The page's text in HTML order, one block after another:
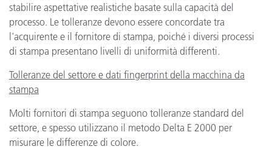
stabilire aspettative realistiche basate sulla capacità del
processo. Le tolleranze devono essere concordate tra
l'acquirente e il fornitore di stampa, poiché i diversi processi
di stampa presentano livelli di uniformità differenti.
Tolleranze del settore e dati fingerprint della macchina da
stampa
Molti fornitori di stampa seguono tolleranze standard del
settore, e spesso utilizzano il metodo Delta E 2000 per
misurare le differenze di colore.